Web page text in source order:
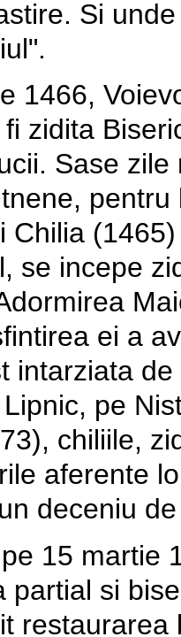
Si
1466,
zidita
Sase
Chilia
se incepe
ei a
intarziata
pe
chiliile,
aferente
deceniu
15 martie
partial si